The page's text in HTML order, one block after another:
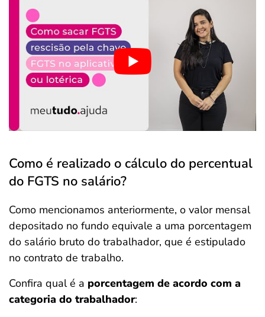
Como é realizado o cálculo do percentual
do FGTS no salário?
Como mencionamos anteriormente, o valor mensal
depositado no fundo equivale a uma porcentagem
do salário bruto do trabalhador, que é estipulado
no contrato de trabalho.
Confira qual é a porcentagem de acordo com a
categoria do trabalhador: